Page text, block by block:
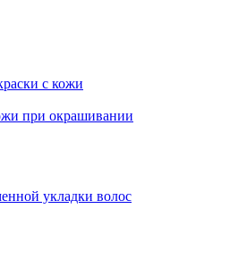
с кожи
при окрашивании
укладки волос